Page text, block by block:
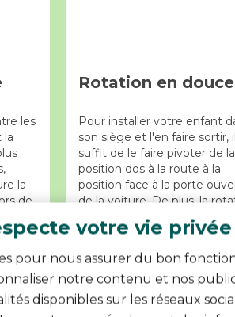
votre vie privée
pour nous assurer du bon
notre contenu et nos
disponibles sur les réseaux
les
la
la
de
Rotation en
Pour installer votre enfant
son siège et l'en faire sortir,
suffit de le faire pivoter de la
position dos à la route à la
position face à la porte
de la voiture. De plus, la
à 360° facilite le passage
voyage dos à la route à un